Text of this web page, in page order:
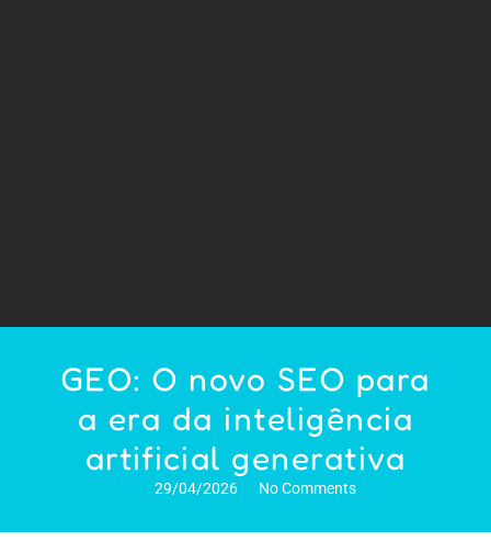
GEO: O novo SEO para
a era da inteligência
artificial generativa
29/04/2026 No Comments